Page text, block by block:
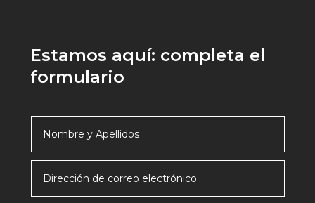
Estamos aquí: completa el
formulario